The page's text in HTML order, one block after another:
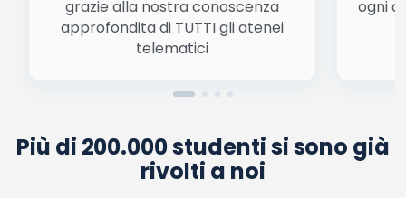
grazie alla nostra conoscenza
approfondita di TUTTI gli atenei
telematici
ogni
Più di 200.000 studenti si sono già
rivolti a noi